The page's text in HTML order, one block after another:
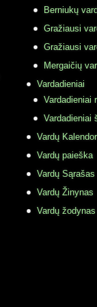
Berniukų
Gražiausi
Gražiausi
Mergaičių
Vardadieniai
Vardadieniai
Vardadieniai
Vardų
Vardų paieška
Vardų Sąrašas
Vardų Žinynas
Vardų